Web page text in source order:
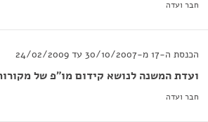
חבר ועדה
הכנסת ה-17 מ-30/10/2007 עד 24/02/2009
ועדת המשנה לנושא קידום מו"פ של
חבר ועדה